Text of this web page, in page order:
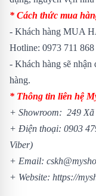
* Cách thức mua
- Khách hàng MUA
Hotline: 0973 711
- Khách hàng sẽ nhận
hàng.
* Thông tin liên hệ
+ Showroom: 249
+ Điện thoại: 0903
Viber)
+ Email:
+ Website: https://